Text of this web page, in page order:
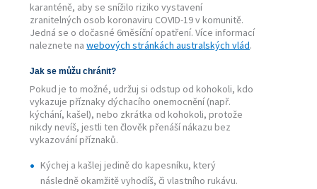
karanténě, aby se snížilo riziko vystavení
zranitelných osob koronaviru COVID-19 v komunitě.
Jedná se o dočasné 6měsíční opatření. Více informací
naleznete nawebových stránkách australských vlád.
Jak se můžu chránit?
Pokud je to možné, udržuj si odstup od kohokoli, kdo
vykazuje příznaky dýchacího onemocnění (např.
kýchání, kašel), nebo zkrátka od kohokoli, protože
nikdy nevíš, jestli ten člověk přenáší nákazu bez
vykazování příznaků.
Kýchej a kašlej jedině do kapesníku, který
následně okamžitě vyhodíš, či vlastního rukávu.